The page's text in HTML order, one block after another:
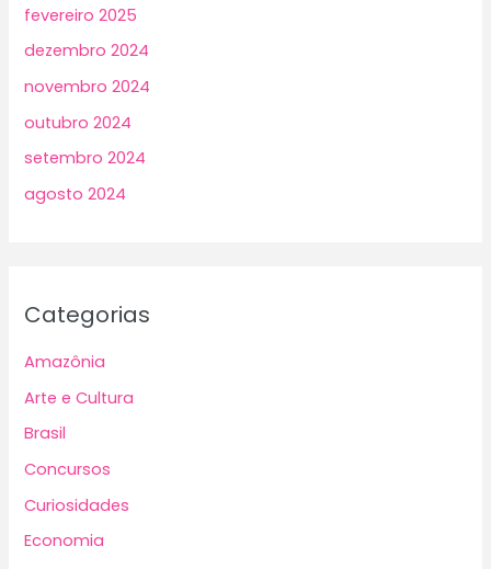
fevereiro 2025
dezembro 2024
novembro 2024
outubro 2024
setembro 2024
agosto 2024
Categorias
Amazônia
Arte e Cultura
Brasil
Concursos
Curiosidades
Economia